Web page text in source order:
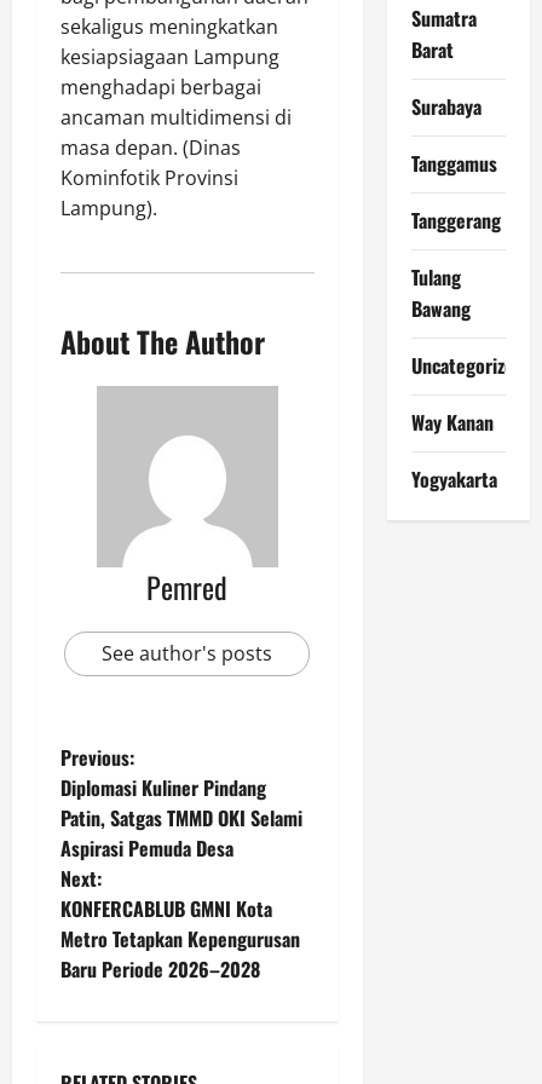
sekaligus meningkatkan
kesiapsiagaan Lampung
menghadapi berbagai
ancaman multidimensi di
masa depan. (Dinas
Kominfotik Provinsi
Lampung).
About The Author
Pemred
See author's posts
P
o
s
t
n
v
Previous:
Diplomasi Kuliner Pindang
Patin, Satgas TMMD OKI Selami
Aspirasi Pemuda Desa
Next:
KONFERCABLUB GMNI Kota
Metro Tetapkan Kepengurusan
Baru Periode 2026–2028
Sumatra
Barat
Surabaya
Tanggamus
Tanggerang
Tulang
Bawang
Uncategorized
Way Kanan
Yogyakarta